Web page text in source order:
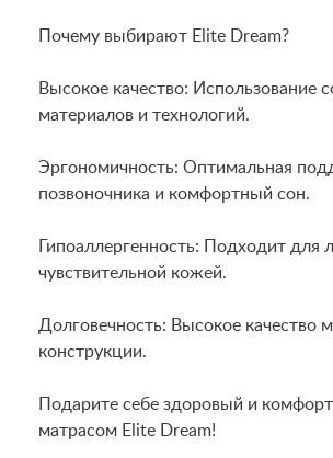
Почему выбирают Elite Dream?
Высокое качество: Использование
материалов и технологий.
Эргономичность: Оптимальная
позвоночника и комфортный сон.
Гипоаллергенность: Подходит для
чувствительной кожей.
Долговечность: Высокое качество
конструкции.
Подарите себе здоровый и
матрасом Elite Dream!